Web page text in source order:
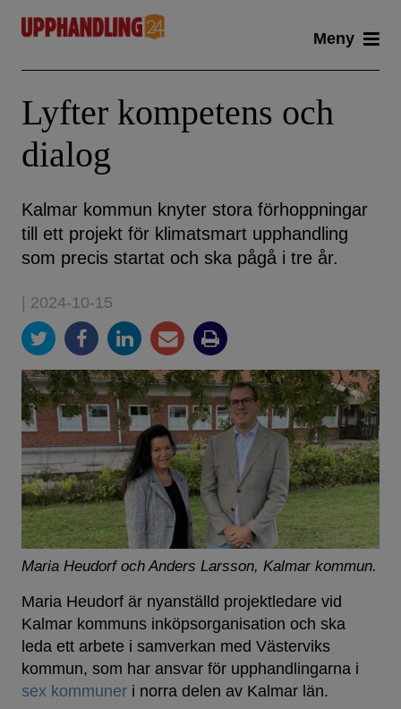
content
Meny
Lyfter kompetens och
dialog
Kalmar kommun knyter stora förhoppningar
till ett projekt för klimatsmart upphandling
som precis startat och ska pågå i tre år.
| 2024-10-15
Maria Heudorf och Anders Larsson, Kalmar kommun.
Maria Heudorf är nyanställd projektledare vid
Kalmar kommuns inköpsorganisation och ska
leda ett arbete i samverkan med Västerviks
kommun, som har ansvar för upphandlingarna i
sex kommuner i norra delen av Kalmar län.